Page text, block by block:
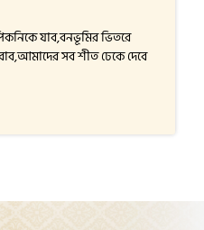
যাব,বনভূমির ভিতরে
সব শীত ঢেকে দেবে